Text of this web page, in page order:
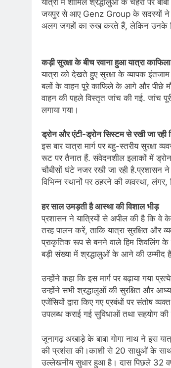
यात्रा में शामिल श्रद्धालुओं के चेहरों पर
जयपुर से आए Genz Group के सदस्यों ने
अलग जगहों का रुख करते हैं, लेकिन उनके
कड़ी सुरक्षा के बीच रवाना हुआ यात्रा काफिला
यात्रा को देखते हुए सुरक्षा के व्यापक
बलों के वाहन पूरे काफिले के आगे और पीछे
वाहन की पहले विस्तृत जांच की गई. जांच
लगाया गया।
ड्रोन और एंटी-ड्रोन सिस्टम से रखी जा रही
इस बार यात्रा मार्ग पर बहु-स्तरीय
रूट पर तैनात हैं. संवेदनशील इलाकों में
चौबीसों घंटे नजर रखी जा रही है.प्रशासन
विभिन्न स्थानों पर ठहरने की व्यवस्था,
हर साल उमड़ती है आस्था की विशाल भीड़
प्रशासन ने यात्रियों से अपील की है कि वे
तरह पालन करें, ताकि यात्रा सुरक्षित और
प्राकृतिक रूप से बनने वाले हिम शिवलिंग के
बड़ी संख्या में श्रद्धालुओं के आने की उम्मीद
उन्होंने कहा कि इस मार्ग पर बढ़ाया गया
उन्होंने सभी श्रद्धालुओं की सुरक्षित और
एजेंसियों द्वारा किए गए प्रबंधों पर संतोष
उपलब्ध कराई गई सुविधाओं तथा सहयोग की
जूनागढ़ अखाड़े के बाबा गोगा नाथ ने इस
की प्रशंसा की।काशी से 20 साधुओं के
उल्लेखनीय सुधार हुआ है। दास पिछले 32